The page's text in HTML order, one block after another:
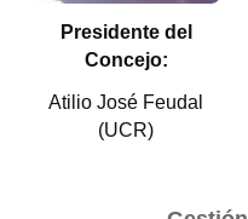
Constitución Nacional
Constitución Provincial
Carta Orgánica 2007
Presidente del
Concejo:
Atilio José Feudal
(UCR)